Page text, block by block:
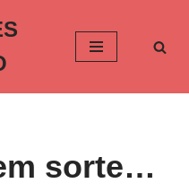
sorte…